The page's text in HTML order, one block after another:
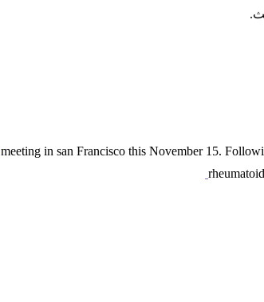
meeting in san Francisco this November 15.